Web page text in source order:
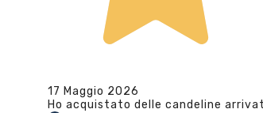
17 Maggio 2026
Ho acquistato delle candeline